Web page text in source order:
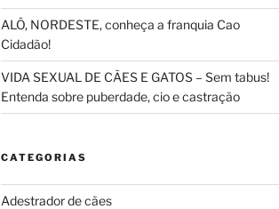
ALÔ, NORDESTE, conheça a franquia Cao
Cidadão!
VIDA SEXUAL DE CÃES E GATOS – Sem tabus!
Entenda sobre puberdade, cio e castração
CATEGORIAS
Adestrador de cães